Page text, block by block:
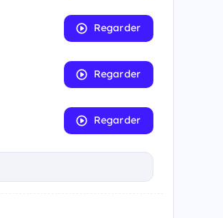
Regarder
Regarder
Regarder